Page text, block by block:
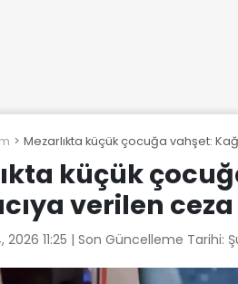
Mezarlıkta küçük çocuğa vahşet:
küçük
verilen
11:25 | Son Güncelleme Tarihi: